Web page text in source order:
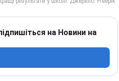
на Новини на